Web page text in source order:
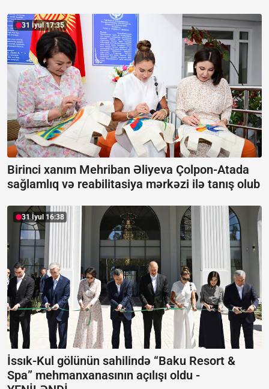
31 İyul 17:35
Birinci xanım Mehriban Əliyeva Çolpon-Atada
sağlamlıq və reabilitasiya mərkəzi ilə tanış olub
31 İyul 16:38
İssık-Kul gölünün sahilində “Baku Resort &
Spa” mehmanxanasının açılışı oldu -